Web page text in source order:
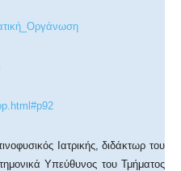
Ιατρικής, διδάκτωρ του
Υπεύθυνος του Τμήματος